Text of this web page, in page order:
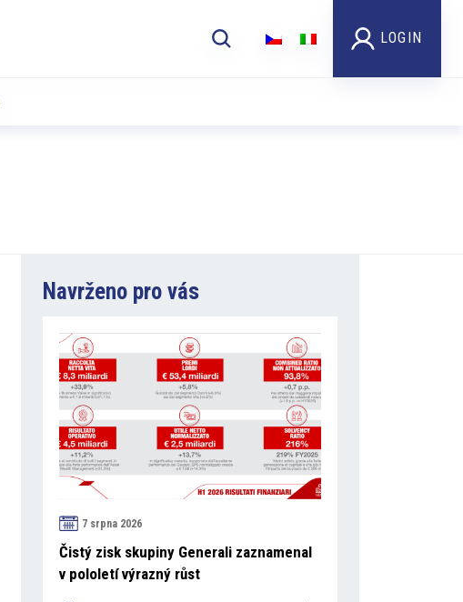
LOGIN
Navrženo pro vás
7 srpna 2026
Čistý zisk skupiny Generali zaznamenal
v pololetí výrazný růst